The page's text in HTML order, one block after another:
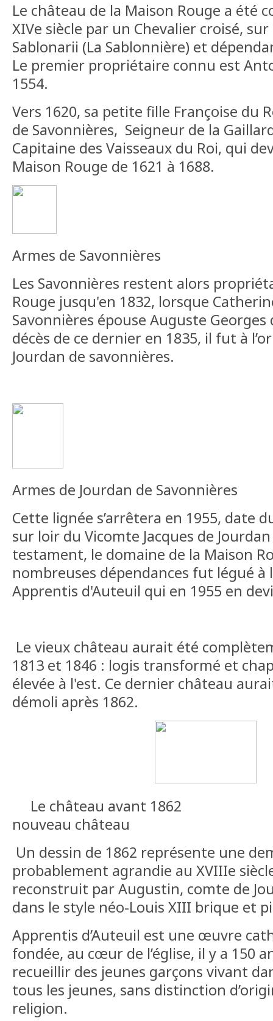
Le château de la Maison Rouge a été
XIVe siècle par un Chevalier croisé,
Sablonarii (La Sablonnière) et
Le premier propriétaire connu est
1554.
Vers 1620, sa petite fille Françoise du
de Savonnières, Seigneur de la
Capitaine des Vaisseaux du Roi, qui
Maison Rouge de 1621 à 1688.
Armes de Savonnières
Les Savonnières restent alors
Rouge jusqu'en 1832, lorsque
Savonnières épouse Auguste
décès de ce dernier en 1835, il fut à
Jourdan de savonnières.
Armes de Jourdan de Savonnières
Cette lignée s’arrêtera en 1955, date
sur loir du Vicomte Jacques de
testament, le domaine de la Maison
nombreuses dépendances fut légué
Apprentis d'Auteuil qui en 1955 en
Le vieux château aurait été
1813 et 1846 : logis transformé et
élevée à l'est. Ce dernier château
démoli après 1862.
Le château avant
nouveau château
Un dessin de 1862 représente une
probablement agrandie au XVIIIe
reconstruit par Augustin, comte de
dans le style néo-Louis XIII brique et
Apprentis d’Auteuil est une œuvre
fondée, au cœur de l’église, il y a 150
recueillir des jeunes garçons vivant
tous les jeunes, sans distinction
religion.